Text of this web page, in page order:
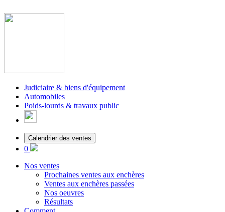
Judiciaire & biens d'équipement
Automobiles
Poids-lourds & travaux public
Calendrier des ventes
0
Nos ventes
Prochaines ventes aux enchères
Ventes aux enchères passées
Nos oeuvres
Résultats